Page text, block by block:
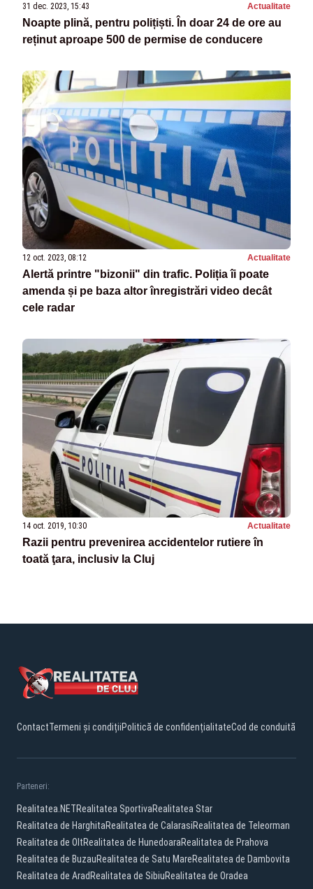
31 dec. 2023, 15:43 Actualitate
Noapte plină, pentru polițiști. În doar 24 de ore au
reținut aproape 500 de permise de conducere
12 oct. 2023, 08:12 Actualitate
Alertă printre "bizonii" din trafic. Poliția îi poate
amenda și pe baza altor înregistrări video decât
cele radar
14 oct. 2019, 10:30 Actualitate
Razii pentru prevenirea accidentelor rutiere în
toată ţara, inclusiv la Cluj
ContactTermeni și condițiiPolitică de confidențialitateCod de conduită
Parteneri:
Realitatea.NETRealitatea SportivaRealitatea Star
Realitatea de HarghitaRealitatea de CalarasiRealitatea de Teleorman
Realitatea de OltRealitatea de HunedoaraRealitatea de Prahova
Realitatea de BuzauRealitatea de Satu MareRealitatea de Dambovita
Realitatea de Arad Realitatea de SibiuRealitatea de Oradea